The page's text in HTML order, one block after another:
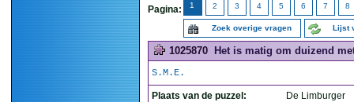
Pagina: 1 2 3 4 5 6 7 8
Zoek overige vragen Lijst
1025870 Het is matig om duizend
S.M.E.
Plaats van de puzzel:
De Limburger